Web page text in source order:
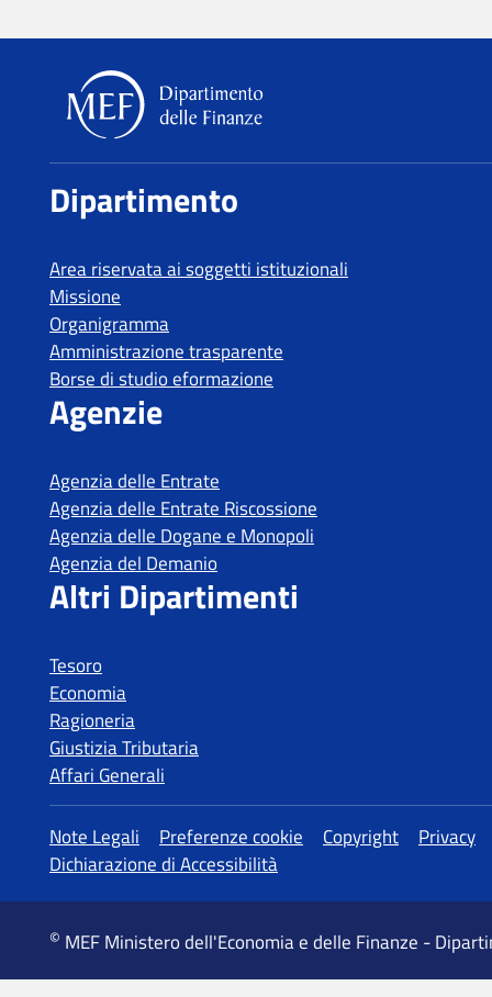
Dipartimento delle Finanze
Dipartimento
Area riservata ai soggetti istituzionali
Missione
Organigramma
Amministrazione trasparente
Borse di studio eformazione
Agenzie
Agenzia delle Entrate
Agenzia delle Entrate Riscossione
Agenzia delle Dogane e Monopoli
Agenzia del Demanio
Altri Dipartimenti
Tesoro
Economia
Ragioneria
Giustizia Tributaria
Affari Generali
Altre informazioni
Note Legali Preferenze cookie Copyright
Privacy
Dichiarazione di Accessibilità
© MEF Ministero dell'Economia e delle Finanze -